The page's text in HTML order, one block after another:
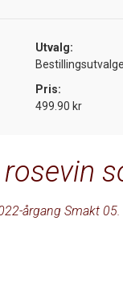
Utvalg:
Pris:
499.90 kr
årgang Smakt